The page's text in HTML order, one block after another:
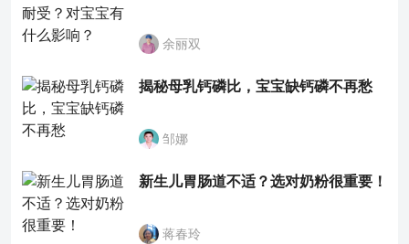
余丽双
揭秘母乳钙磷比，宝宝缺钙磷不再愁
邹娜
新生儿胃肠道不适？选对奶粉很重要！
蒋春玲